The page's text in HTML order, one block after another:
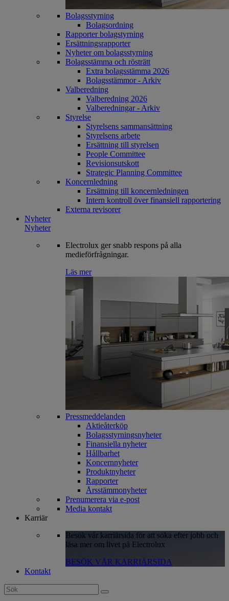
Bolagsstyrning
Bolagsordning
Rapporter bolagstyrning
Ersättningsrapporter
Nyheter om bolagsstyrning
Bolagsstämma och rösträtt
Extra bolagsstämma 2026
Bolagsstämmor - Arkiv
Valberedning
Valberedning 2026
Valberedningar - Arkiv
Styrelse
Styrelsens sammansättning
Styrelsens arbete
Ersättning till styrelsen
People Committee
Revisionsutskott
Strategic Planning Committee
Koncernledning
Ersättning till koncernledningen
Intern kontroll över finansiell rapportering
Externa revisorer
Nyheter
Nyheter
Electrolux ger snabb respons på alla
medieförfrågningar.
Läs mer
Pressmeddelanden
Aktieåterköp
Bolagsstyrningsnyheter
Finansiella nyheter
Hållbarhet
Koncernnyheter
Produktnyheter
Rapporter
Årsstämmonyheter
Prenumerera via e-post
Media kontakt
Karriär
Besök vår karriärsida för att söka efter jobb och
läsa mer om livet på Electrolux
BESÖK VÅR KARRIÄRSIDA
Kontakt
Search
for: